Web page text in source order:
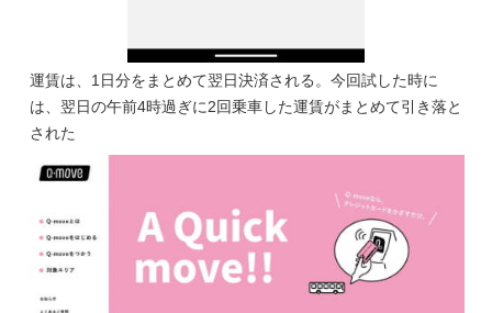
運賃は、1日分をまとめて翌日決済される。今回試した時に
は、翌日の午前4時過ぎに2回乗車した運賃がまとめて引き落と
された